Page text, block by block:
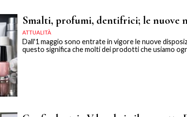
Smalti, profumi, dentifrici; le nuove
ATTUALITÀ
Dall'1 maggio sono entrate in vigore le nuove
questo significa che molti dei prodotti che usiamo